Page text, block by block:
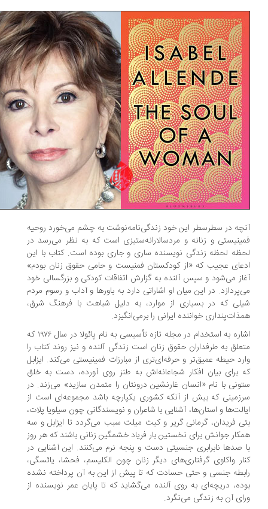
در سطرسطر این خود زندگی‌نامه‌نوشت به چشم می‌خورد روحیه
و زنانه و مردسالارانه‌ستیزی است که به نظر می‌رسد در
لحظه زندگی نویسنده ساری و جاری بوده است. کتاب با این
عجیب که «از کودکستان فمنیست و حامی حقوق زنان بودم»
می‌شود و سپس آلنده به گزارش اتفاقات کودکی و بزرگسالی خود
در این میان او اشاراتی دارد به باورها و آداب و رسوم مردم
که در بسیاری از موارد، به دلیل شباهت با فرهنگ شرق،
خواننده ایرانی را برمی‌انگیزد.
اشاره به استخدام در مجله تازه تأسیسی به نام پائولا در سال ۱۹۷۶ که
به طرفداران حقوق زنان است زندگی آلنده و نیز روند کتاب را
حیطه عمیق‌تر و حرفه‌ای‌تری از مبارزات فمینیستی می‌کند. ایزابل
برای بیان افکار شجاعانه‌اش به طنز روی آورده، دست به خلق
با نام «انسان غارنشین درونتان را متمدن سازید» می‌زند. در
که بیش از آنکه کشوری یکپارچه باشد مجموعه‌ای است از
و استان‌ها، آشنایی با شاعران و نویسندگانی چون سیلویا پلات،
فریدان، گرمانی گریر و کیت میلت سبب می‌گردد تا ایزابل و سه
جوانش برای نخستین بار فریاد خشمگین زنانی باشند که هر روز
صدها نابرابری‌ جنسیتی دست و پنجه نرم می‌کنند. این آشنایی در
واکاوی گرفتاری‌های دیگر زنان چون الکلیسم، فحشا، یائسگی،
جنسی و حتی حسادت که تا پیش از این به آن پرداخته نشده
دریچه‌ای به روی آلنده می‌گشاید که تا پایان عمر نویسنده از
آن به زندگی می‌نگرد.